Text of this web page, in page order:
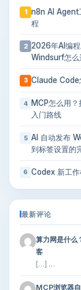
1
n8n AI Agent
程
2 2026年AI编
Windsurf怎么
3 Claude Code
4
MCP怎么用
入门路线
5 AI 自动发布
到标签设置的
6 Codex 新工作
最新评论
算力网是什么
客
[…] …
MCP浏览器